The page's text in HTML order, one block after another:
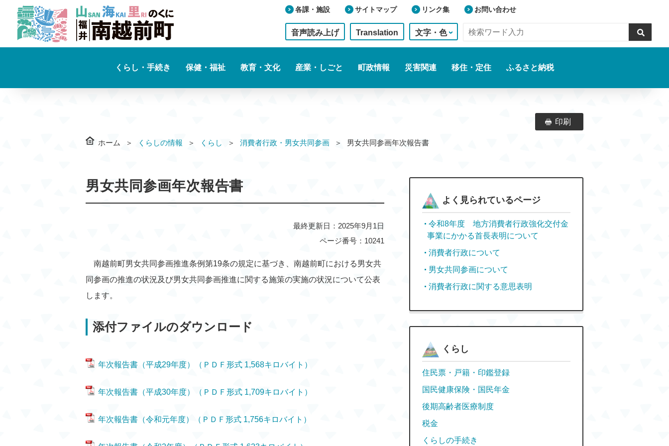
各課・施設 サイトマップ リンク集 お問い合わせ
音声読み上げ Translation 文字・色
くらし・手続き 保健・福祉 教育・文化 産業・しごと 町政情報 災害関連 移住・定住 ふるさと納税
ホーム くらしの情報 くらし 消費者行政・男女共同参画 男女共同参画年次報告書
印刷
男女共同参画年次報告書
最終更新日：2025年9月1日
ページ番号：10241
南越前町男女共同参画推進条例第19条の規定に基づき、南越前町における男女共
同参画の推進の状況及び男女共同参画推進に関する施策の実施の状況について公表
します。
添付ファイルのダウンロード
年次報告書（平成29年度）（ＰＤＦ形式 1,568キロバイト）
年次報告書（平成30年度）（ＰＤＦ形式 1,709キロバイト）
年次報告書（令和元年度）（ＰＤＦ形式 1,756キロバイト）
よく見られているページ
令和8年度 地方消費者行政強化交付金
事業にかかる首長表明について
消費者行政について
男女共同参画について
消費者行政に関する意思表明
くらし
住民票・戸籍・印鑑登録
国民健康保険・国民年金
後期高齢者医療制度
税金
くらしの手続き